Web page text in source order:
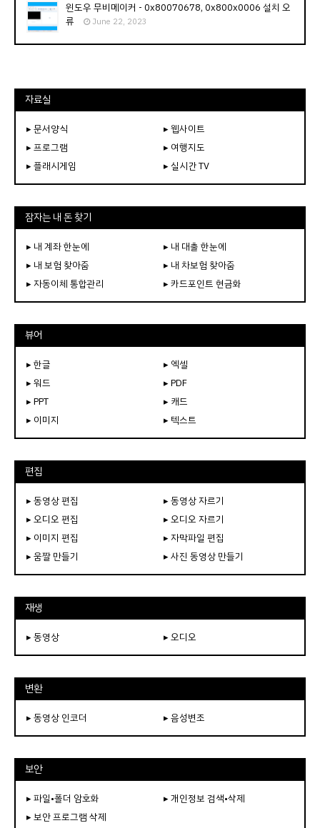
윈도우 무비메이커 - 0x80070678, 0x800x0006 설치 오
류
June 22, 2023
자료실
▸ 문서양식
▸ 웹사이트
▸ 프로그램
▸ 여행지도
▸ 플래시게임
▸ 실시간 TV
잠자는 내 돈 찾기
▸ 내 계좌 한눈에
▸ 내 대출 한눈에
▸ 내 보험 찾아줌
▸ 내 차보험 찾아줌
▸ 자동이체 통합관리
▸ 카드포인트 현금화
뷰어
▸ 한글
▸ 엑셀
▸ 워드
▸ PDF
▸ PPT
▸ 캐드
▸ 이미지
▸ 텍스트
편집
▸ 동영상 편집
▸ 동영상 자르기
▸ 오디오 편집
▸ 오디오 자르기
▸ 이미지 편집
▸ 자막파일 편집
▸ 움짤 만들기
▸ 사진 동영상 만들기
재생
▸ 동영상 ▸ 오디오
변환
▸ 동영상 인코더 ▸ 음성변조
보안
▸ 파일•폴더 암호화
▸ 개인정보 검색•삭제
▸ 보안 프로그램 삭제